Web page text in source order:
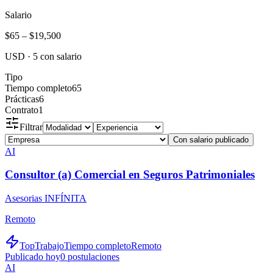
Salario
$65 – $19,500
USD · 5 con salario
Tipo
Tiempo completo65
Prácticas6
Contrato1
Filtrar
Con salario publicado
AI
Consultor (a) Comercial en Seguros Patrimoniales
Asesorias INFÍNITA
Remoto
TopTrabajoTiempo completoRemoto
Publicado hoy0 postulaciones
AI